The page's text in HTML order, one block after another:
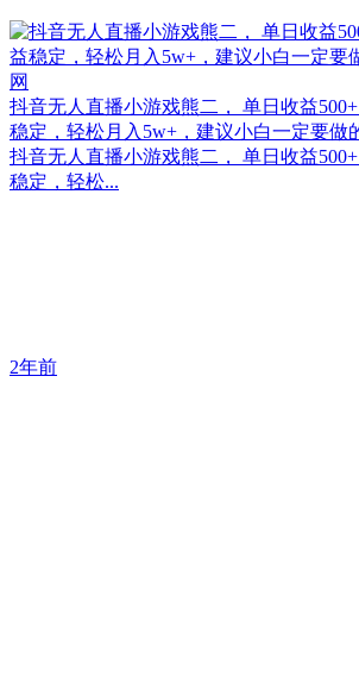
抖音无人直播小游戏熊二， 单日收益
稳定，轻松月入5w+，建议小白一定要做
抖音无人直播小游戏熊二， 单日收益
稳定，轻松...
2年前